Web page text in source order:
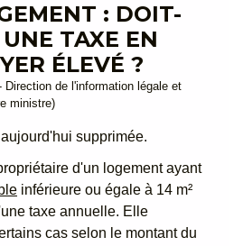
: DOIT-
TAXE EN
ÉLEVÉ ?
Direction de l'information légale et
ministre)
supprimée.
d'un logement ayant
inférieure ou égale à 14 m²
taxe annuelle. Elle
cas selon le montant du